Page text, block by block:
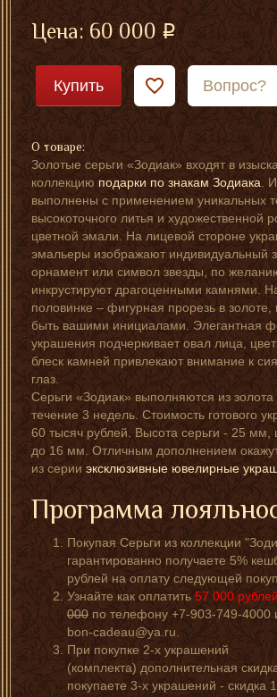
Цена:60 000
Купить Вопрос?
О товаре:
Золотые серьги «Зодиак» входят в
коллекциюподарки по знакам Зодиака.
выполнены с применением уникальных
высокоточного литья и художественной
цветной эмали. На лицевой стороне
эмальеры изображают индивидуальный
орнамент или символ звезды, по
инкрустируют драгоценными камнями.
половинке – фигурная прорезь в золоте,
быть вашими инициалами. Элегантная
украшения подчеркивает овал лица,
блеск камней привлекают внимание к
глаз.
Серьги «Зодиак» выполняются из
течение 3 недель. Стоимость готового
60 тысяч рублей. Высота серьги - 25 мм,
до 16 мм. Отличным дополнением
из серииэксклюзивные ювелирные
Программа
Покупая Серьги из коллекции
гарантированно получаете 5%
рублей на оплату следующей
Узнайте как оплатить57 000
000по телефону +7-903-749-4000
bon-cadeau@ya.ru.
При покупке 2-х украшений
(комплекта) дополнительная
покупаете 3-х украшений - скидка